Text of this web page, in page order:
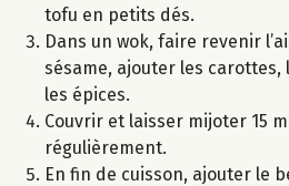
tofu en petits dés.
Dans un wok, faire revenir
sésame, ajouter les carottes,
les épices.
Couvrir et laisser mijoter 15
régulièrement.
En fin de cuisson, ajouter le